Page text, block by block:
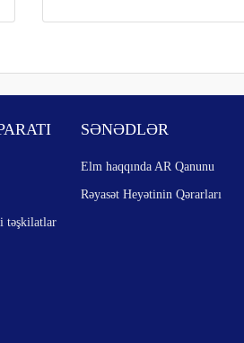
təşkilatlar
SƏNƏDLƏR
Elm haqqında AR Qanunu
Rəyasət Heyətinin Qərarları